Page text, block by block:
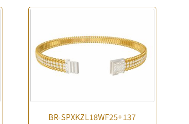
BR-SPXKZL18WF25+137